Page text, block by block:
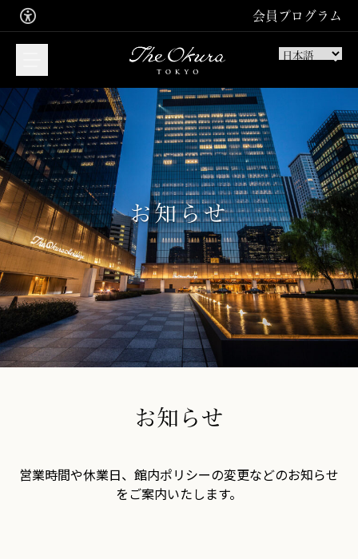
会員プログラム
宿泊のご予約はこちら
ご宿泊
レストラン・バーの
ご予約はこちら
お食事
スパトリートメントの
オークラ スパ
ご入会お申込み
サインイン
入会お申込み
お知らせ
お知らせ
営業時間や休業日、館内ポリシーの変更などのお知らせ
をご案内いたします。